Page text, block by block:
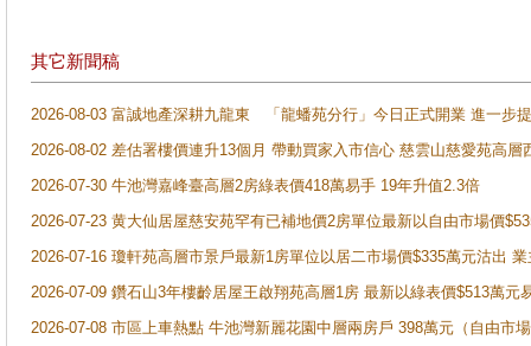
其它新聞稿
2026-08-03 富誠地產深耕九龍東 「龍蟠苑分行」今日正式開業 進一步
2026-08-02 差估署樓價連升13個月 帶動買家入市信心 慈雲山慈愛苑高層
2026-07-30 牛池灣嘉峰臺高層2房綠表價418萬易手 19年升值2.3倍
2026-07-23 黄大仙居屋慈安苑罕有已補地價2房單位最新以自由市場價
2026-07-16 瓊軒苑高層市景戶最新1房單位以居二市場價$335萬元沽出
2026-07-09 鑽石山3年樓齡居屋王啟翔苑高層1房 最新以綠表價$513萬元
2026-07-08 市區上車熱點 牛池灣新麗花園中層兩房戶 398萬元（自由市